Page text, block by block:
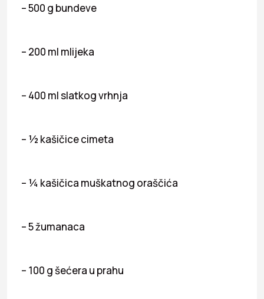
– 500 g bundeve
– 200 ml mlijeka
– 400 ml slatkog vrhnja
– ½ kašičice cimeta
– ¼ kašičica muškatnog oraščića
– 5 žumanaca
– 100 g šećera u prahu